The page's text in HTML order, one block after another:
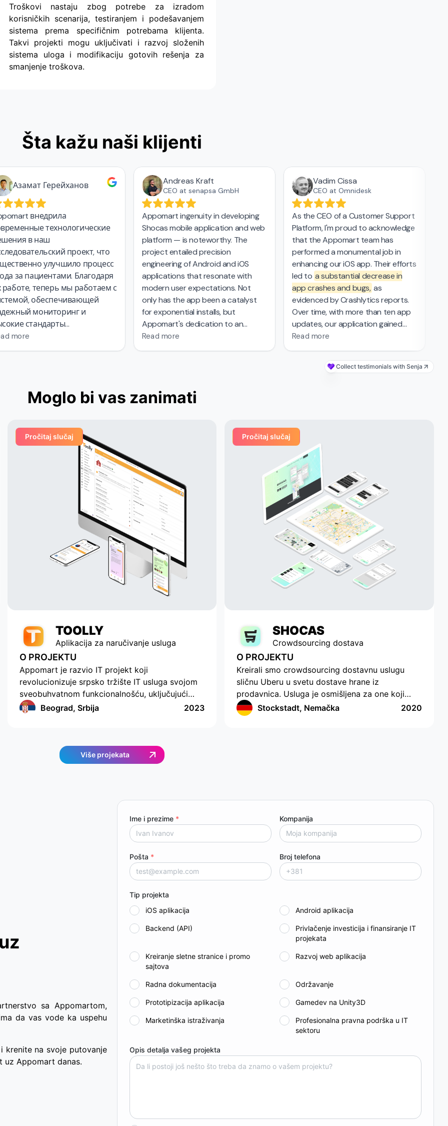
Troškovi nastaju zbog potrebe za izradom
korisničkih scenarija, testiranjem i podešavanjem
sistema prema specifičnim potrebama klijenta.
Takvi projekti mogu uključivati i razvoj složenih
sistema uloga i modifikaciju gotovih rešenja za
smanjenje troškova.
Šta kažu naši klijenti
Азамат Герейханов
внедрила
технологические
в наш
проект, что
улучшило процесс
за пациентами. Благодаря
работе, теперь мы работаем с
обеспечивающей
мониторинг и
стандарты
данных.
more
Andreas Kraft
CEO at senapsa GmbH
Appomart ingenuity in developing
Shocas mobile application and web
platform — is noteworthy. The
project entailed precision
engineering of Android and iOS
applications that resonate with
modern user expectations. Not
only has the app been a catalyst
for exponential installs, but
Appomart's dedication to an
environmentally conscious delivery
designAppomart has navigated
Read more
Vadim Cissa
CEO at Omnidesk
As the CEO of a Customer Support
Platform, I'm proud to acknowledge
that the Appomart team has
performed a monumental job in
enhancing our iOS app. Their efforts
led to a substantial decrease in
app crashes and bugs,as
evidenced by Crashlytics reports.
Over time, with more than ten app
updates, our application gained
new functionality and improved
our user base. The completion of
over 350 tasks reflectsthe high
timely manner.
Read more
Collect testimonials with Senja
Moglo bi vas zanimati
Pročitaj slučaj
TOOLLY
Aplikacija za naručivanje usluga
O PROJEKTU
Appomart je razvio IT projekt koji
revolucionizuje srpsko tržište IT usluga svojom
sveobuhvatnom funkcionalnošću, uključujući
mogućnost formiranja odgovora sa sopstvenom
interfejs, praktičan i funkcionalan administrativni
deo za korporativne klijente, praktičan sistem
Beograd, Srbija 2023
Pročitaj slučaj
SHOCAS
Crowdsourcing dostava
O PROJEKTU
Kreirali smo crowdsourcing dostavnu uslugu
sličnu Uberu u svetu dostave hrane iz
prodavnica. Usluga je osmišljena za one koji
nemaju vremena ili mogućnosti da sami kupuju
hranu. Aplikacija ima moderno sučelje s
pratiti dostavnog agenta, što im omogućava
brzo i praktično dobijanje hrane.
Stockstadt, Nemačka 2020
Više projekata
sa Appomartom,
da vas vode ka uspehu
krenite na svoje putovanje
uz Appomart danas.
Ime i prezime * Kompanija
Pošta * Broj telefona
Tip projekta
iOS aplikacija
Android aplikacija
Backend (API)
Privlačenje investicija i finansiranje IT
projekata
Kreiranje sletne stranice i promo
sajtova
Razvoj web aplikacija
Radna dokumentacija Održavanje
Prototipizacija aplikacija Gamedev na Unity3D
Marketinška istraživanja
Profesionalna pravna podrška u IT
sektoru
Opis detalja vašeg projekta